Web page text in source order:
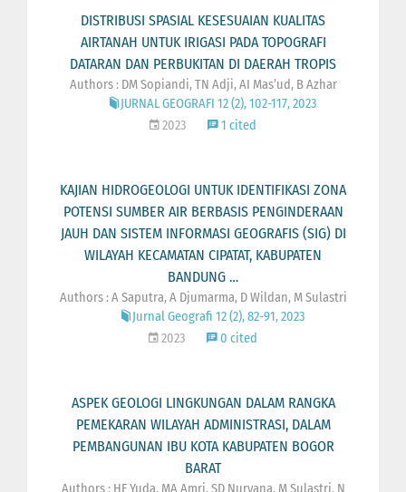
DISTRIBUSI SPASIAL KESESUAIAN KUALITAS
AIRTANAH UNTUK IRIGASI PADA TOPOGRAFI
DATARAN DAN PERBUKITAN DI DAERAH TROPIS
Authors : DM Sopiandi, TN Adji, AI Mas’ud, B Azhar
JURNAL GEOGRAFI 12 (2), 102-117, 2023
2023
1 cited
KAJIAN HIDROGEOLOGI UNTUK IDENTIFIKASI ZONA
POTENSI SUMBER AIR BERBASIS PENGINDERAAN
JAUH DAN SISTEM INFORMASI GEOGRAFIS (SIG) DI
WILAYAH KECAMATAN CIPATAT, KABUPATEN
BANDUNG …
Authors : A Saputra, A Djumarma, D Wildan, M Sulastri
Jurnal Geografi 12 (2), 82-91, 2023
2023
0 cited
ASPEK GEOLOGI LINGKUNGAN DALAM RANGKA
PEMEKARAN WILAYAH ADMINISTRASI, DALAM
PEMBANGUNAN IBU KOTA KABUPATEN BOGOR
BARAT
Authors : HF Yuda, MA Amri, SD Nuryana, M Sulastri, N